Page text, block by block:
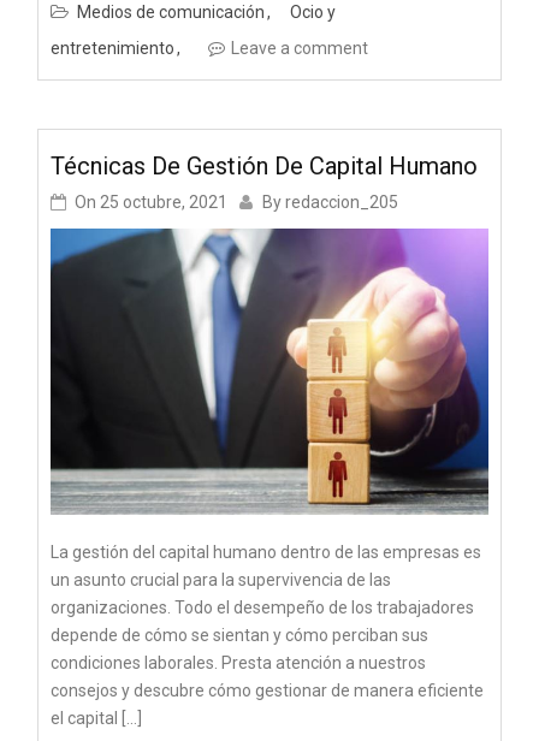
Medios de comunicación
Ocio y
entretenimiento
Leave a comment
Técnicas De Gestión De Capital Humano
On 25 octubre, 2021 Byredaccion_205
La gestión del capital humano dentro de las empresas es
un asunto crucial para la supervivencia de las
organizaciones. Todo el desempeño de los trabajadores
depende de cómo se sientan y cómo perciban sus
condiciones laborales. Presta atención a nuestros
consejos y descubre cómo gestionar de manera eficiente
el capital […]